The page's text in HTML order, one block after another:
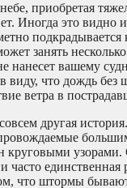
приобретая
Иногда это видно
подкрадывается
занять
нанесет вашему
виду, что дождь без
ветра в
другая
круговыми
часто единственная
что штормы